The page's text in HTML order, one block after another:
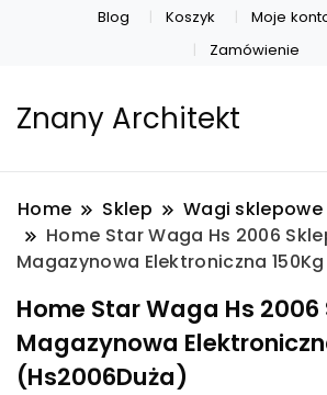
Blog Koszyk Moje
Zamówienie
Znany Architekt
Home Sklep
Wagi
Home Star Waga Hs 2006
Magazynowa Elektroniczna
Home Star Waga Hs
Magazynowa
(Hs2006Duża)